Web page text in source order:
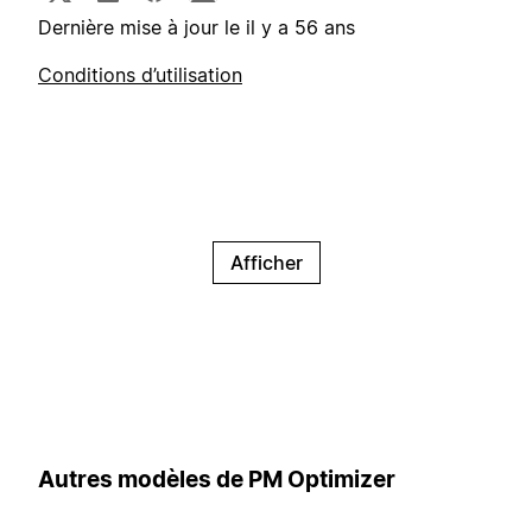
Dernière mise à jour le il y a 56 ans
Conditions d’utilisation
Afficher
Autres modèles de PM Optimizer